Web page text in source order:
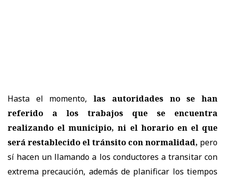
Hasta el momento,las autoridades no se han
referido a los trabajos que se encuentra
realizando el municipio, ni el horario en el que
será restablecido el tránsito con normalidad, pero
sí hacen un llamando a los conductores a transitar con
extrema precaución, además de planificar los tiempos